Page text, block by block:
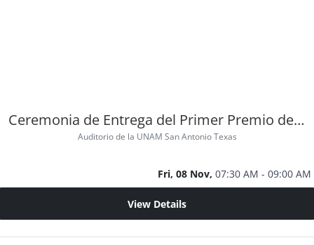
Ceremonia de Entrega del Primer Premio de Novela Escrita en Español en Estados Unidos
Auditorio de la UNAM San Antonio Texas
Fri, 08 Nov, 07:30 AM - 09:00 AM
View Details